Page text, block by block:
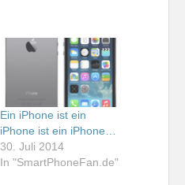
Ein iPhone ist ein
iPhone ist ein iPhone…
30. Juli 2014
In "SmartPhoneFan.de"